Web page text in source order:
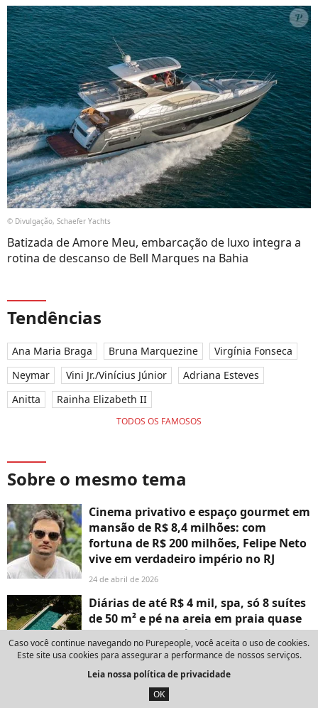
© Divulgação, Schaefer Yachts
Batizada de Amore Meu, embarcação de luxo integra a
rotina de descanso de Bell Marques na Bahia
Tendências
Ana Maria Braga Bruna Marquezine
Virgínia Fonseca
Neymar
Vini Jr./Vinícius Júnior
Adriana Esteves
Anitta
Rainha Elizabeth II
TODOS OS FAMOSOS
Sobre o mesmo tema
Cinema privativo e espaço gourmet em
mansão de R$ 8,4 milhões: com
fortuna de R$ 200 milhões, Felipe Neto
vive em verdadeiro império no RJ
24 de abril de 2026
Diárias de até R$ 4 mil, spa, só 8 suítes
de 50 m² e pé na areia em praia quase
privativa: +5 hotéis de luxo fora do eixo
Rio-SP para um Réveillon repleto de
sofisticação e tranquilidade
23 de julho de 2026
Caso você continue navegando no Purepeople, você aceita o uso de cookies.
Este site usa cookies para assegurar a performance de nossos serviços.
Leia nossa política de privacidade
OK